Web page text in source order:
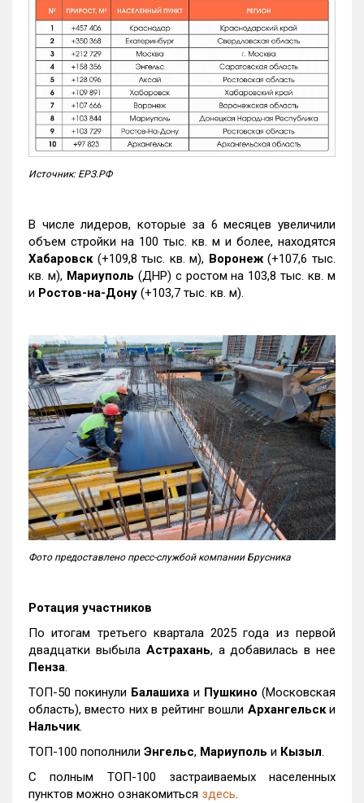
Источник: ЕРЗ.РФ
В числе лидеров, которые за 6 месяцев увеличили
объем стройки на 100 тыс. кв. м и более, находятся
Хабаровск (+109,8 тыс. кв. м), Воронеж(+107,6 тыс.
кв. м), Мариуполь (ДНР) с ростом на 103,8 тыс. кв. м
и Ростов-на-Дону (+103,7 тыс. кв. м).
Фото предоставлено пресс-службой компании Брусника
Ротация участников
По итогам третьего квартала 2025 года из первой
двадцатки выбыла Астрахань, а добавилась в нее
Пенза.
ТОП-50 покинули Балашиха и Пушкино (Московская
область), вместо них в рейтинг вошли Архангельски
Нальчик.
ТОП-100 пополнили Энгельс, Мариуполь и Кызыл.
С полным ТОП-100 застраиваемых населенных
пунктов можно ознакомиться здесь.